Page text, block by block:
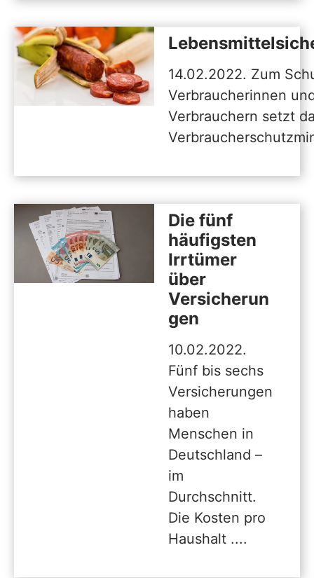
14.02.2022. Zum
Verbraucherinnen
Verbrauchern setzt
Die fünf
häufigsten
Irrtümer
über
Versicherun
gen
10.02.2022.
Fünf bis sechs
Versicherungen
haben
Menschen in
Deutschland –
im
Durchschnitt.
Die Kosten pro
Haushalt ....